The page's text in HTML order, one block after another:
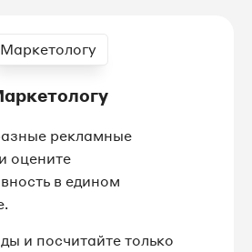
Маркетологу
рекламные
оцените
в едином
и посчитайте только